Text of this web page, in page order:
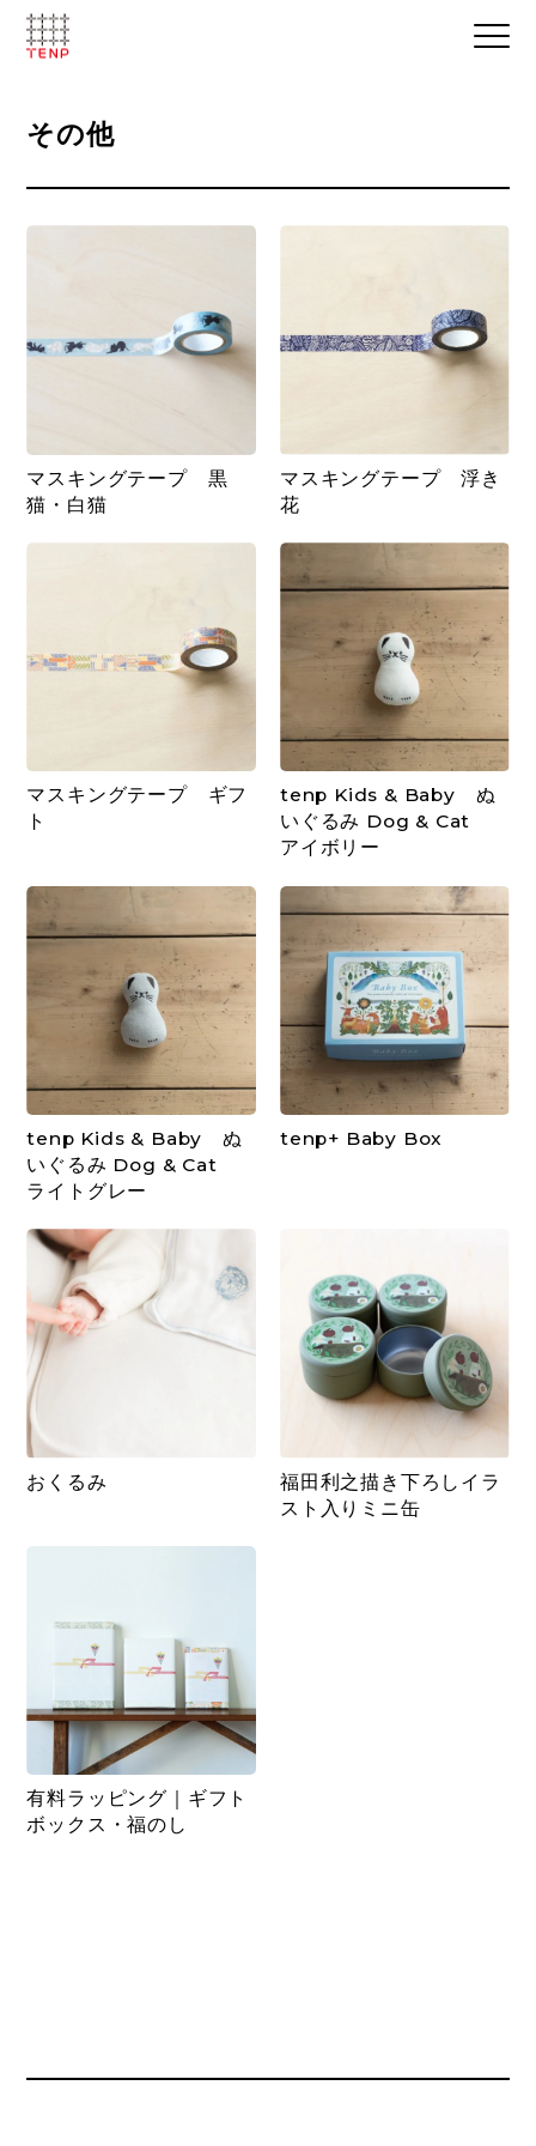
その他
マスキングテープ 黒
猫・白猫
マスキングテープ 浮き
花
マスキングテープ ギフ
ト
tenp Kids & Baby ぬ
いぐるみ Dog & Cat
アイボリー
tenp Kids & Baby ぬ
いぐるみ Dog & Cat
ライトグレー
tenp+ Baby Box
おくるみ
福田利之描き下ろしイラ
スト入りミニ缶
有料ラッピング｜ギフト
ボックス・福のし